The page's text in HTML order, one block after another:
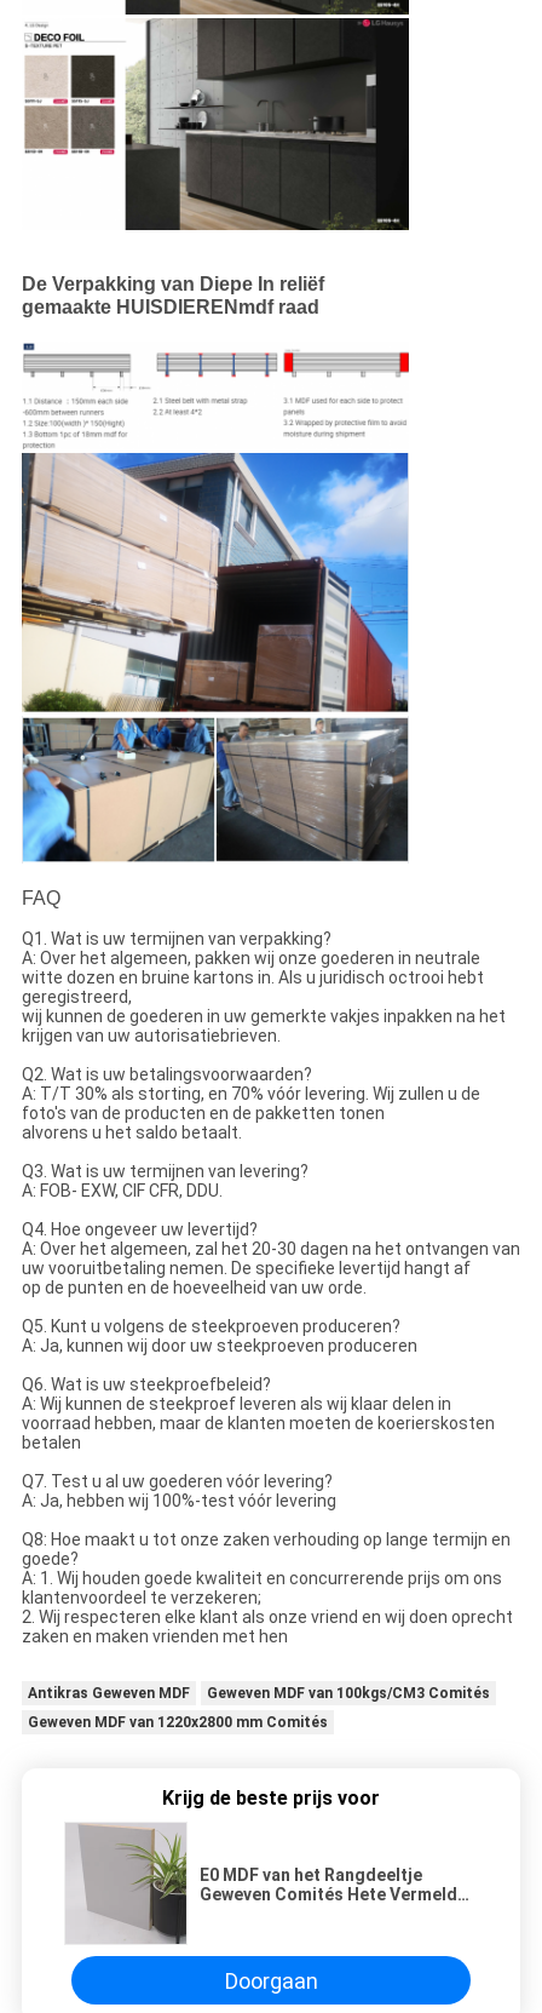
De Verpakking van Diepe In reliëf
gemaakte HUISDIERENmdf raad
FAQ
Q1. Wat is uw termijnen van verpakking?
A: Over het algemeen, pakken wij onze goederen in neutrale
witte dozen en bruine kartons in. Als u juridisch octrooi hebt
geregistreerd,
wij kunnen de goederen in uw gemerkte vakjes inpakken na het
krijgen van uw autorisatiebrieven.
Q2. Wat is uw betalingsvoorwaarden?
A: T/T 30% als storting, en 70% vóór levering. Wij zullen u de
foto's van de producten en de pakketten tonen
alvorens u het saldo betaalt.
Q3. Wat is uw termijnen van levering?
A: FOB- EXW, CIF CFR, DDU.
Q4. Hoe ongeveer uw levertijd?
A: Over het algemeen, zal het 20-30 dagen na het ontvangen van
uw vooruitbetaling nemen. De specifieke levertijd hangt af
op de punten en de hoeveelheid van uw orde.
Q5. Kunt u volgens de steekproeven produceren?
A: Ja, kunnen wij door uw steekproeven produceren
Q6. Wat is uw steekproefbeleid?
A: Wij kunnen de steekproef leveren als wij klaar delen in
voorraad hebben, maar de klanten moeten de koerierskosten
betalen
Q7. Test u al uw goederen vóór levering?
A: Ja, hebben wij 100%-test vóór levering
Q8: Hoe maakt u tot onze zaken verhouding op lange termijn en
goede?
A: 1. Wij houden goede kwaliteit en concurrerende prijs om ons
klantenvoordeel te verzekeren;
2. Wij respecteren elke klant als onze vriend en wij doen oprecht
zaken en maken vrienden met hen
Antikras Geweven MDF
Geweven MDF van 100kgs/CM3 Comités
Geweven MDF van 1220x2800 mm Comités
Krijg de beste prijs voor
E0 MDF van het Rangdeeltje
Geweven Comités Hete Vermelde
Doorgaan